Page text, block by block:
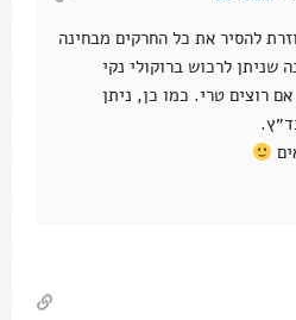
להסיר את כל החרקים מבחינה
שניתן לרכוש ברוקולי נקי
רוצים טרי. כמו כן, ניתן